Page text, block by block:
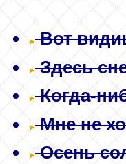
Вот
Здесь
Когда-
Мне не
Осень